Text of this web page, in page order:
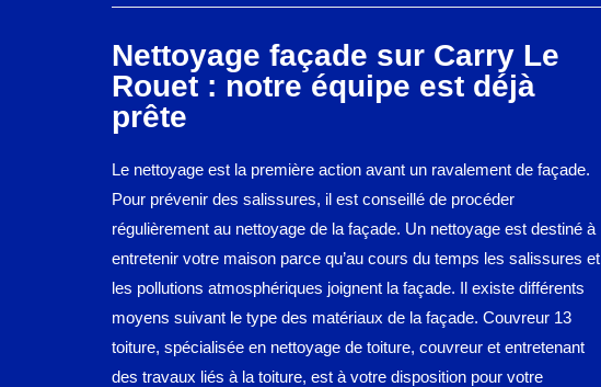
Nettoyage façade sur Carry Le
Rouet : notre équipe est déjà
prête
Le nettoyage est la première action avant un ravalement de façade.
Pour prévenir des salissures, il est conseillé de procéder
régulièrement au nettoyage de la façade. Un nettoyage est destiné à
entretenir votre maison parce qu’au cours du temps les salissures et
les pollutions atmosphériques joignent la façade. Il existe différents
moyens suivant le type des matériaux de la façade. Couvreur 13
toiture, spécialisée en nettoyage de toiture, couvreur et entretenant
des travaux liés à la toiture, est à votre disposition pour votre